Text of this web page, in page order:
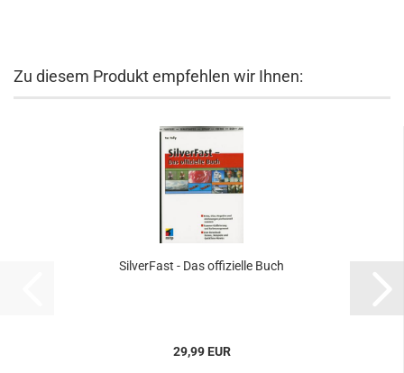
Zu diesem Produkt empfehlen wir Ihnen:
SilverFast - Das offizielle Buch
29,99 EUR